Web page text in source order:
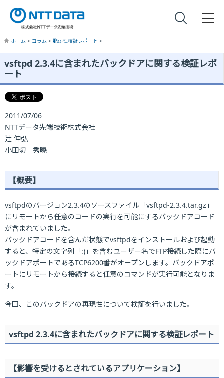
ホーム > コラム > 脆弱性検証レポート >
vsftpd 2.3.4に含まれたバックドアに関する検証レポ
ート
2011/07/06
NTTデータ先端技術株式会社
辻 伸弘
小田切 秀曉
【概要】
vsftpdのバージョン2.3.4のソースファイル「vsftpd-2.3.4.tar.gz」
にリモートから任意のコードの実行を可能にするバックドアコード
が含まれていました。
バックドアコードを含んだ状態でvsftpdをインストールおよび起動
すると、特定の文字列「:)」を含むユーザー名でFTP接続した際にバ
ックドアポートであるTCP6200番がオープンします。バックドアポ
ートにリモートから接続すると任意のコマンドが実行可能となりま
す。
今回、このバックドアの再現性について検証を行いました。
vsftpd 2.3.4に含まれたバックドアに関する検証レポート
【影響を受けるとされているアプリケーション】